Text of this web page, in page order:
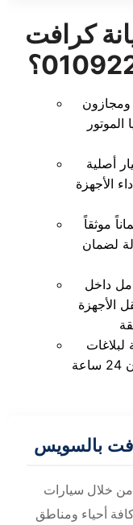
كرافت
أصلية
الأجهزة
موثقاً
لضمان
داخل
الأجهزة
لبلاغات
الأعطال وإرسال الدعم الفني في غضون 24 ساعة
بالسويس
خلال سيارات
أحياء ومناطق